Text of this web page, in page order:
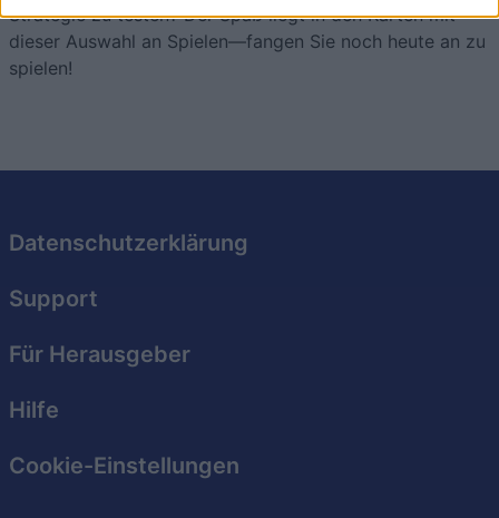
I want to allow Google to enable storage
related to security, including authentication
functionality and fraud prevention, and other
Strategie zu testen? Der Spaß liegt in den Karten mit
dieser Auswahl an Spielen—fangen Sie noch heute an zu
spielen!
Datenschutzerklärung
Support
Für Herausgeber
Hilfe
Cookie-Einstellungen